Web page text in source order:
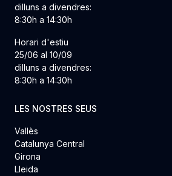
dilluns a divendres:
8:30h a 14:30h
Horari d'estiu
25/06 al 10/09
dilluns a divendres:
8:30h a 14:30h
LES NOSTRES SEUS
Vallès
Catalunya Central
Girona
Lleida